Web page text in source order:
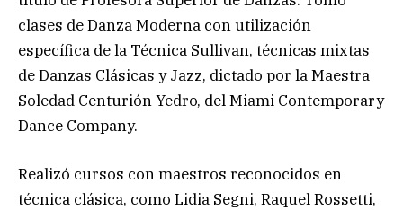
clases de Danza Moderna con utilización
específica de la Técnica Sullivan, técnicas mixtas
de Danzas Clásicas y Jazz, dictado por la Maestra
Soledad Centurión Yedro, del Miami Contemporary
Dance Company.
Realizó cursos con maestros reconocidos en
técnica clásica, como Lidia Segni, Raquel Rossetti,